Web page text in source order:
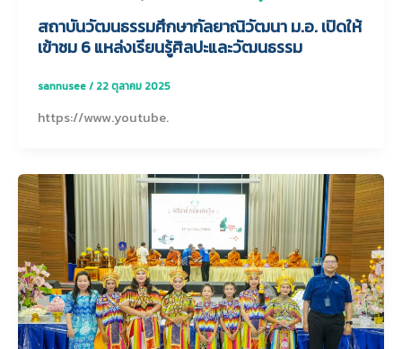
สถาบันวัฒนธรรมศึกษากัลยาณิวัฒนา ม.อ. เปิดให้
เข้าชม 6 แหล่งเรียนรู้ศิลปะและวัฒนธรรม
sannusee/ 22 ตุลาคม 2025
https://www.youtube.